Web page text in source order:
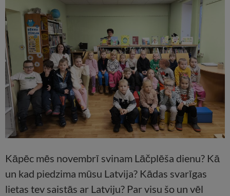
Kāpēc mēs novembrī svinam Lāčplēša dienu? Kā
un kad piedzima mūsu Latvija? Kādas svarīgas
lietas tev saistās ar Latviju? Par visu šo un vēl